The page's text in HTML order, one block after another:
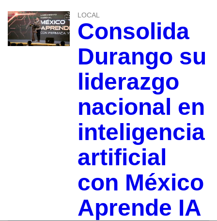
LOCAL
Consolida
Durango su
liderazgo
nacional en
inteligencia
artificial
con México
Aprende IA